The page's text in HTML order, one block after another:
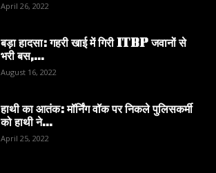
April 26, 2022
बड़ा हादसा: गहरी खाई में गिरी ITBP जवानों से
भरी बस,...
August 16, 2022
हाथी का आतंक: मॉर्निंग वॉक पर निकले पुलिसकर्मी
को हाथी ने...
April 25, 2022